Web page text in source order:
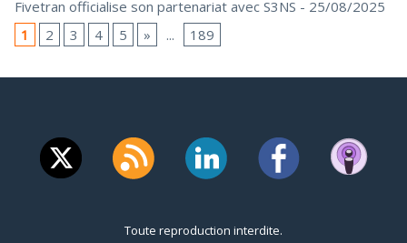
Fivetran officialise son partenariat avec S3NS - 25/08/2025
1
2 3 4 5 » ... 189
Toute reproduction interdite.